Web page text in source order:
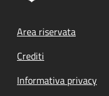
Footer menu
Area riservata
Crediti
Informativa privacy